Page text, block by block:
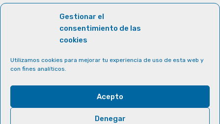
Gestionar el
consentimiento de las
cookies
Utilizamos cookies para mejorar tu experiencia de uso de esta web y
con fines analíticos.
Acepto
Denegar